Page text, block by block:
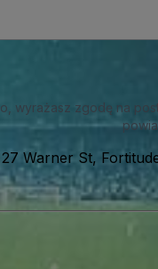
wyrażasz zgodę na
27 Warner St,